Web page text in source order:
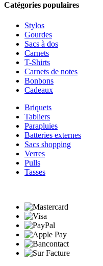
Catégories populaires
Stylos
Gourdes
Sacs à dos
Carnets
T-Shirts
Carnets de notes
Bonbons
Cadeaux
Briquets
Tabliers
Parapluies
Batteries externes
Sacs shopping
Verres
Pulls
Tasses